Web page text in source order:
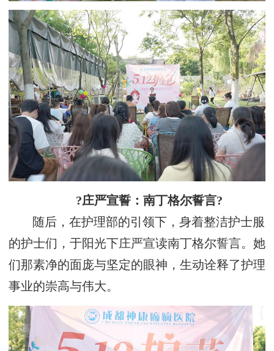
?庄严宣誓：南丁格尔誓言?
随后，在护理部的引领下，身着整洁护士服
的护士们，于阳光下庄严宣读南丁格尔誓言。她
们那素净的面庞与坚定的眼神，生动诠释了护理
事业的崇高与伟大。